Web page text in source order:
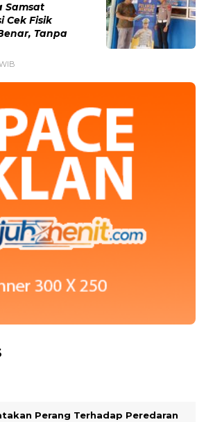
Samsat
Cek Fisik
Tanpa
Perang Terhadap Peredaran